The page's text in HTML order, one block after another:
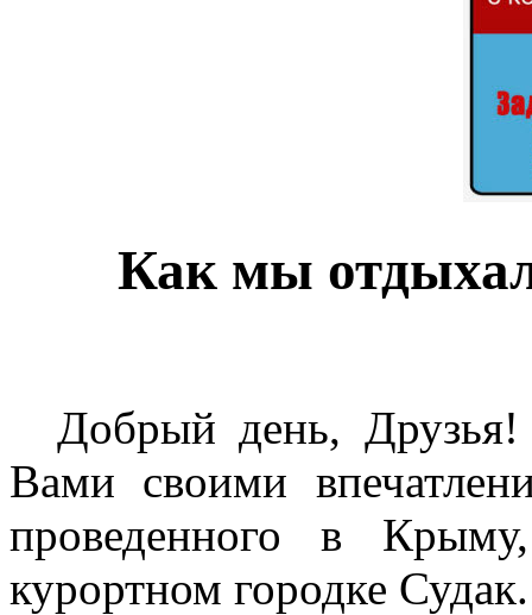
Как мы
Добрый день, Друзья!
Вами своими
проведенного в
курортном городке Судак.